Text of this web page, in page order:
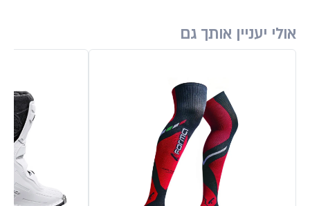
אולי יעניין אותך גם